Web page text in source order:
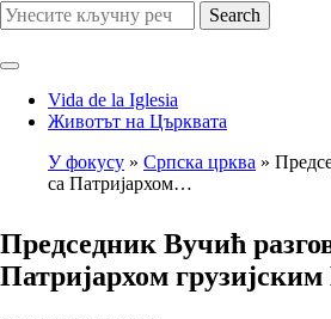
Search
Vida de la Iglesia
Животът на Църквата
Breadcrumb
У фокусу Српска црква
са Патријархом…
Председник Вучић
Патријархом